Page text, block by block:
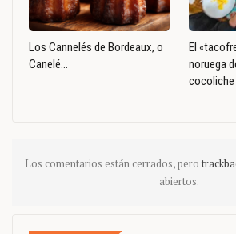
Los Cannelés de Bordeaux, o
Canelé…
El
noruega
cocoliche
Los comentarios están cerrados, pero
abiertos.